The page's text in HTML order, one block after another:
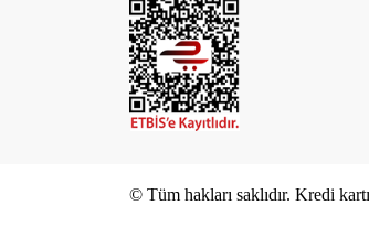
© Tüm hakları saklıdır. Kredi